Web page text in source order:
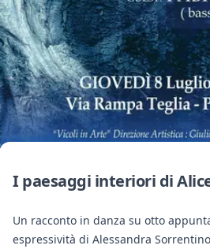
I paesaggi interiori di
Un racconto in danza su otto
espressività di Alessandra